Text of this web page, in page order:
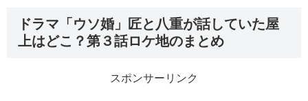
ドラマ「ウソ婚」匠と八重が話していた屋
上はどこ？第３話ロケ地のまとめ
スポンサーリンク